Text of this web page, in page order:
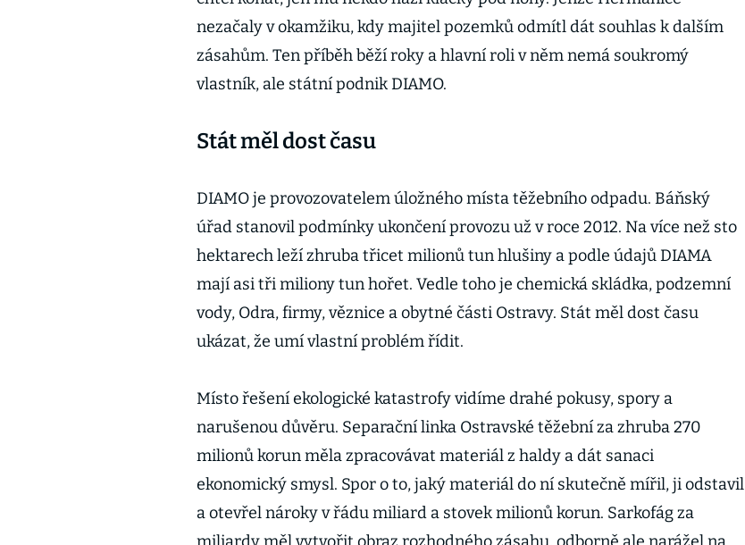
nezačaly v okamžiku, kdy majitel pozemků odmítl dát souhlas k dalším
zásahům. Ten příběh běží roky a hlavní roli v něm nemá soukromý
vlastník, ale státní podnik DIAMO.
Stát měl dost času
DIAMO je provozovatelem úložného místa těžebního odpadu. Báňský
úřad stanovil podmínky ukončení provozu už v roce 2012. Na více než sto
hektarech leží zhruba třicet milionů tun hlušiny a podle údajů DIAMA
mají asi tři miliony tun hořet. Vedle toho je chemická skládka, podzemní
vody, Odra, firmy, věznice a obytné části Ostravy. Stát měl dost času
ukázat, že umí vlastní problém řídit.
Místo řešení ekologické katastrofy vidíme drahé pokusy, spory a
narušenou důvěru. Separační linka Ostravské těžební za zhruba 270
milionů korun měla zpracovávat materiál z haldy a dát sanaci
ekonomický smysl. Spor o to, jaký materiál do ní skutečně mířil, ji odstavil
a otevřel nároky v řádu miliard a stovek milionů korun. Sarkofág za